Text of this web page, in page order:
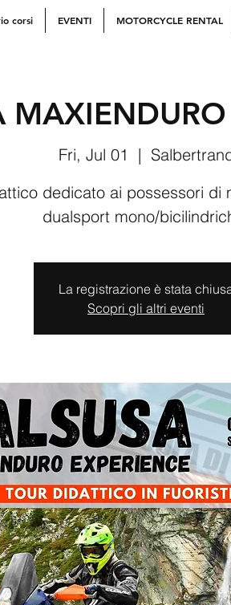
corsi EVENTI MOTORCYCLE RENTAL
Fri, Jul 01
  |
dedicato ai possessori di
dualsport mono/
La registrazione è stata
Scopri gli altri eventi